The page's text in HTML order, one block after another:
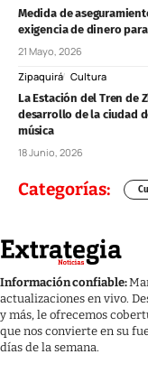
Medida de
exigencia de dinero
21 Mayo, 2026
Zipaquirá Cultura
La Estación del Tren de
desarrollo de la ciudad
música
18 Junio, 2026
Categorías:
Información confiable:
actualizaciones en vivo.
y más, le ofrecemos
que nos convierte en su
días de la semana.